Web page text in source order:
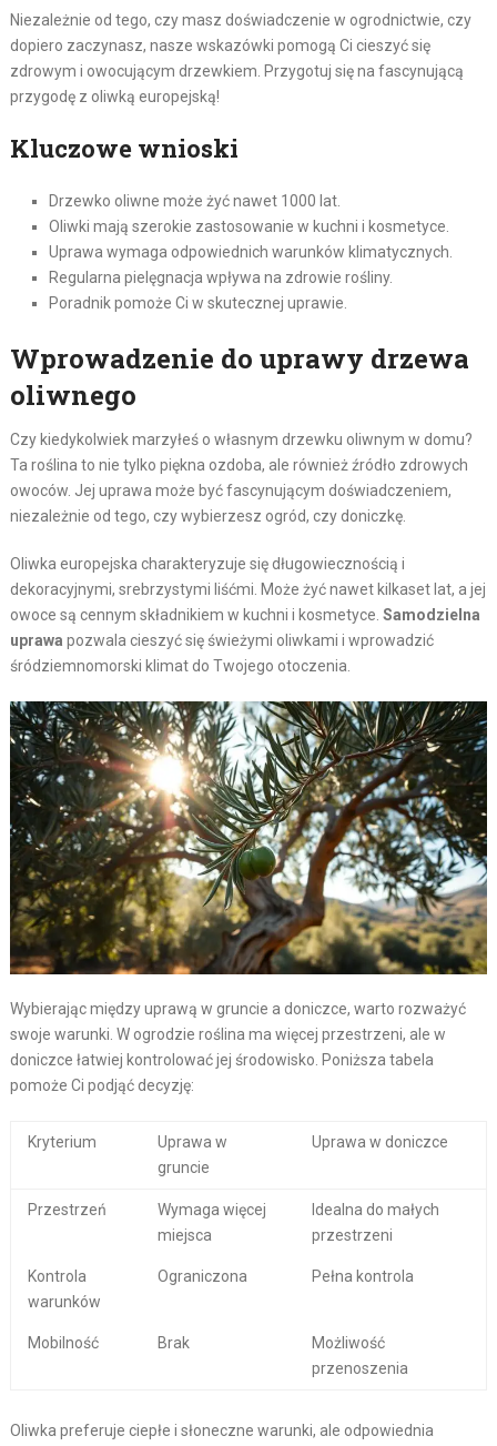
Niezależnie od tego, czy masz doświadczenie w ogrodnictwie, czy
dopiero zaczynasz, nasze wskazówki pomogą Ci cieszyć się
zdrowym i owocującym drzewkiem. Przygotuj się na fascynującą
przygodę z oliwką europejską!
Kluczowe wnioski
Drzewko oliwne może żyć nawet 1000 lat.
Oliwki mają szerokie zastosowanie w kuchni i kosmetyce.
Uprawa wymaga odpowiednich warunków klimatycznych.
Regularna pielęgnacja wpływa na zdrowie rośliny.
Poradnik pomoże Ci w skutecznej uprawie.
Wprowadzenie do uprawy drzewa
oliwnego
Czy kiedykolwiek marzyłeś o własnym drzewku oliwnym w domu?
Ta roślina to nie tylko piękna ozdoba, ale również źródło zdrowych
owoców. Jej uprawa może być fascynującym doświadczeniem,
niezależnie od tego, czy wybierzesz ogród, czy doniczkę.
Oliwka europejska charakteryzuje się długowiecznością i
dekoracyjnymi, srebrzystymi liśćmi. Może żyć nawet kilkaset lat, a jej
owoce są cennym składnikiem w kuchni i kosmetyce. Samodzielna
uprawa pozwala cieszyć się świeżymi oliwkami i wprowadzić
śródziemnomorski klimat do Twojego otoczenia.
Wybierając między uprawą w gruncie a doniczce, warto rozważyć
swoje warunki. W ogrodzie roślina ma więcej przestrzeni, ale w
doniczce łatwiej kontrolować jej środowisko. Poniższa tabela
pomoże Ci podjąć decyzję:
Kryterium
Uprawa w
gruncie
Uprawa w doniczce
Przestrzeń
Wymaga więcej
miejsca
Idealna do małych
przestrzeni
Kontrola
warunków
Ograniczona Pełna kontrola
Mobilność Brak
Możliwość
przenoszenia
Oliwka preferuje ciepłe i słoneczne warunki, ale odpowiednia